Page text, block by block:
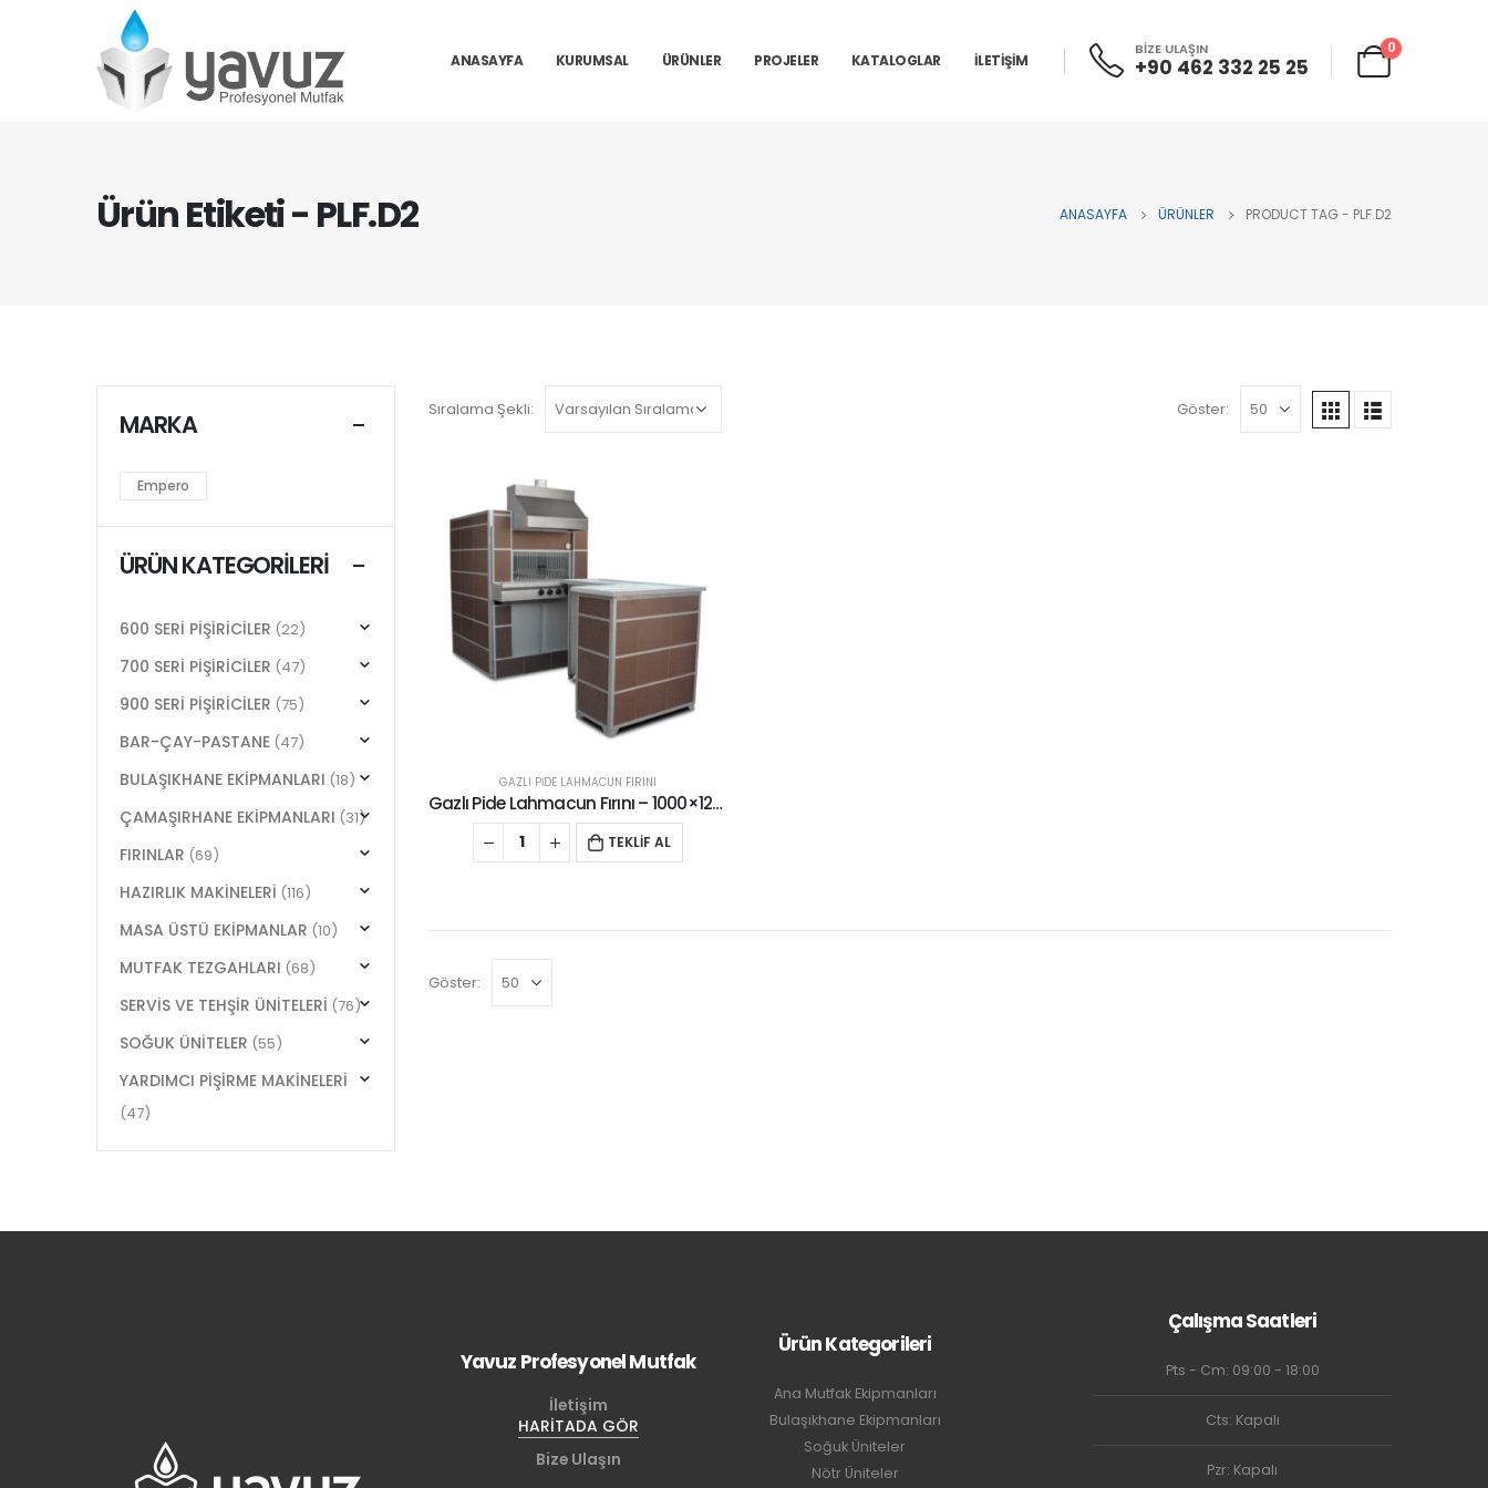
ANASAYFA KURUMSAL ÜRÜNLER PROJELER KATALOGLAR İLETİŞİM
BİZE ULAŞIN
+90 462 332 25 25
0
Ürün Etiketi - PLF.D2 ANASAYFA ÜRÜNLER PRODUCT TAG - PLF.D2
Sıralama Şekli: Göster:
GAZLI PİDE LAHMACUN FIRINI
Gazlı Pide Lahmacun Fırını – 1000×1200
TEKLİF AL
Göster:
MARKA
Empero
ÜRÜN KATEGORILERI
600 SERİ PİŞİRİCİLER (22)
700 SERİ PİŞİRİCİLER (47)
900 SERİ PİŞİRİCİLER (75)
BAR-ÇAY-PASTANE (47)
BULAŞIKHANE EKİPMANLARI (18)
ÇAMAŞIRHANE EKİPMANLARI (31)
FIRINLAR (69)
HAZIRLIK MAKİNELERİ (116)
MASA ÜSTÜ EKİPMANLAR (10)
MUTFAK TEZGAHLARI (68)
SERVİS VE TEHŞİR ÜNİTELERİ (76)
SOĞUK ÜNİTELER (55)
YARDIMCI PİŞİRME MAKİNELERİ
(47)
Yavuz Profesyonel Mutfak
İletişim
HARİTADA GÖR
Bize Ulaşın
Ürün Kategorileri
Ana Mutfak Ekipmanları
Bulaşıkhane Ekipmanları
Soğuk Üniteler
Nötr Üniteler
Çalışma Saatleri
Pts - Cm: 09:00 - 18:00
Cts: Kapalı
Pzr: Kapalı